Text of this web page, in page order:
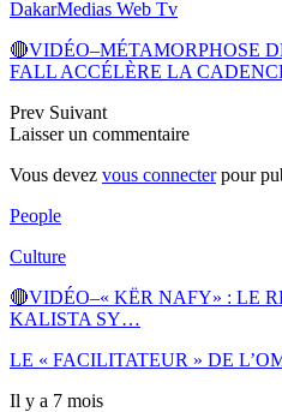
DakarMedias Web Tv
🔴VIDÉO–MÉTAMORPHOSE
FALL ACCÉLÈRE LA
Prev Suivant
Laisser un commentaire
Vous devez vous connecterpour
People
Culture
🔴VIDÉO–« KËR NAFY» : LE
KALISTA SY…
LE « FACILITATEUR » DE
Il y a 7 mois